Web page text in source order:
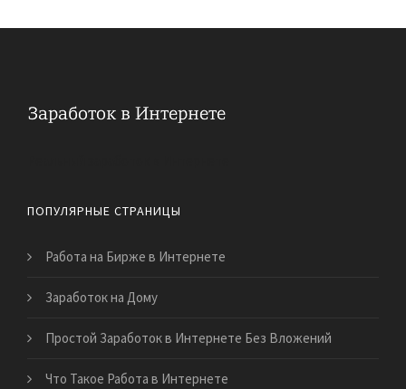
ПОПУЛЯРНЫЕ СТРАНИЦЫ
Работа на Бирже в Интернете
Заработок на Дому
Простой Заработок в Интернете Без Вложений
Что Такое Работа в Интернете